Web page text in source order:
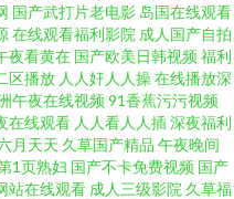
国产武打片老电影 岛国在线观看
在线观看福利影院 成人国产自拍
夜看黄在 国产欧美日韩视频福利
区播放 人人奸人人操在线播放深
午夜在线视频91香蕉污污视频
在线观看 人人看人人插深夜福利
月天天 久草国产精品 午夜晚间
1页熟妇 国产不卡免费视频 国产
站在线观看 成人三级影院 久草福